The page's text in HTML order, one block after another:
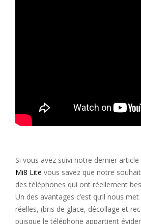
Si vous avez suivi notre dernier article
Mi8 Lite vous savez que notre
des téléphones qui ont réellement
Un des avantages c’est qu’il nous
réelles, (bris de glace, décollage et
puisque le téléphone appartient